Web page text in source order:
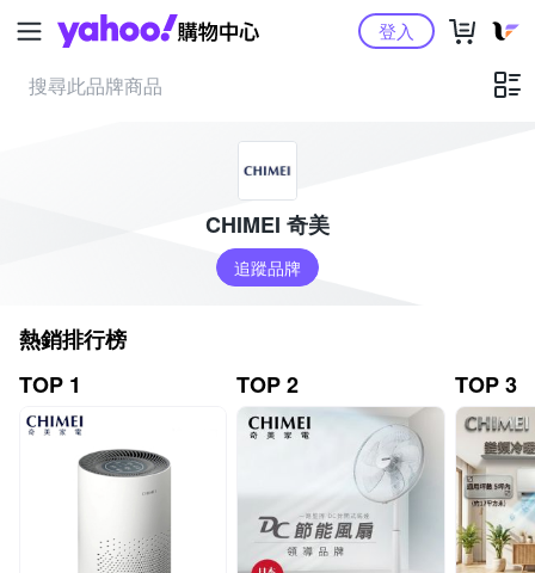
Yahoo購物中心登入
CHIMEI 奇美
追蹤品牌
熱銷排行榜
TOP 1
TOP 2 TOP 3